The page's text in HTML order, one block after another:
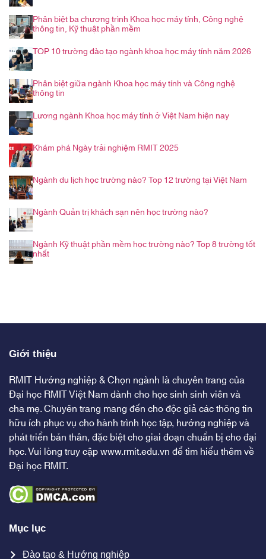
Phân biệt ba chương trình Khoa học máy tính, Công nghệ
thông tin, Kỹ thuật phần mềm
TOP 10 trường đào tạo ngành khoa học máy tính năm 2026
Phân biệt giữa ngành Khoa học máy tính và Công nghệ
thông tin
Lương ngành Khoa học máy tính ở Việt Nam hiện nay
Khám phá Ngày trải nghiệm RMIT 2025
Ngành du lịch học trường nào? Top 12 trường tại Việt Nam
Ngành Quản trị khách sạn nên học trường nào?
Ngành Kỹ thuật phần mềm học trường nào? Top 8 trường tốt
nhất
Giới thiệu
RMIT Hướng nghiệp & Chọn ngành là chuyên trang của
Đại học RMIT Việt Nam dành cho học sinh sinh viên và
cha mẹ. Chuyên trang mang đến cho độc giả các thông tin
hữu ích phục vụ cho hành trình học tập, hướng nghiệp và
phát triển bản thân, đặc biệt cho giai đoạn chuẩn bị cho đại
học. Vui lòng truy cậpwww.rmit.edu.vnđể tìm hiểu thêm về
Đại học RMIT.
Mục lục
Đào tạo & Hướng nghiệp